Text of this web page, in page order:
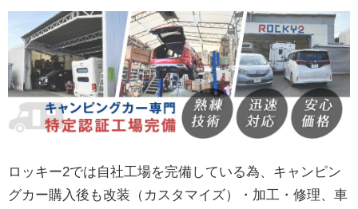
ロッキー2では自社工場を完備している為、キャンピン
グカー購入後も改装（カスタマイズ）・加工・修理、車